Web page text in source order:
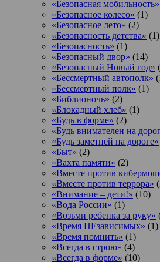
«Безопасная мобильность»
«Безопасное колесо» (1)
«Безопасное лето» (2)
«Безопасность детства» (1)
«Безопасность» (1)
«Безопасный двор» (14)
«Безопасный Новый год»
«Бессмертный автополк»
«Бессмертный полк» (1)
«Библионочь» (2)
«Блокадный хлеб» (1)
«Будь в форме» (2)
«Будь внимателен на
«Будь заметней на дороге»
«Быт» (2)
«Вахта памяти» (2)
«Вместе против
«Вместе против террора»
«Внимание – дети!» (10)
«Вода России» (1)
«Возьми ребенка за руку»
«Время НЕзависимых» (1)
«Время помнить» (1)
«Всегда в строю» (4)
«Всегда в форме» (10)